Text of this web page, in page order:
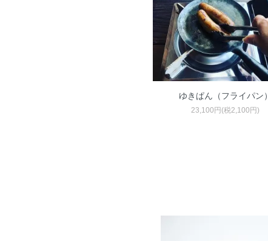
ゆきぱん（フライパン）
23,100円(税2,100円)